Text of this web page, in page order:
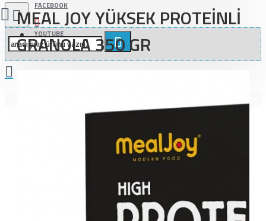
FACEBOOK
YOUTUBE
MEAL JOY YÜKSEK PROTEİNLİ
GRANOLA 350 GR